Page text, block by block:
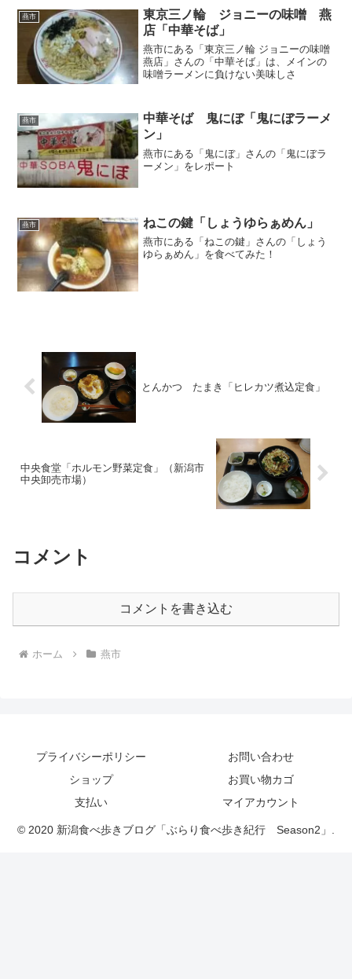
燕市
東京三ノ輪 ジョニーの味噌 燕
店「中華そば」
燕市にある「東京三ノ輪 ジョニーの味噌
燕店」さんの「中華そば」は、メインの
味噌ラーメンに負けない美味しさ
燕市
中華そば 鬼にぼ「鬼にぼラーメ
ン」
燕市にある「鬼にぼ」さんの「鬼にぼラ
ーメン」をレポート
燕市 ねこの鍵「しょうゆらぁめん」
燕市にある「ねこの鍵」さんの「しょう
ゆらぁめん」を食べてみた！
とんかつ たまき「ヒレカツ煮込定食」
中央食堂「ホルモン野菜定食」（新潟市
中央卸売市場）
コメント
コメントを書き込む
ホーム 燕市
プライバシーポリシー
お問い合わせ
ショップ
お買い物カゴ
支払い
マイアカウント
© 2020 新潟食べ歩きブログ「ぶらり食べ歩き紀行 Season2」.